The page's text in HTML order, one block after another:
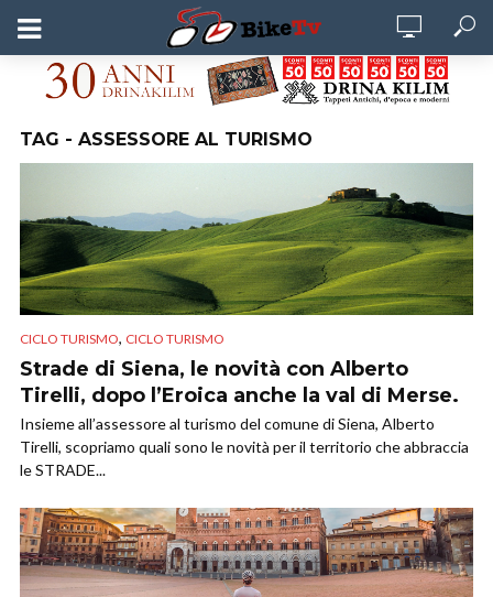
TAG - ASSESSORE AL TURISMO
CICLO TURISMO, CICLO TURISMO
Strade di Siena, le novità con Alberto
Tirelli, dopo l’Eroica anche la val di Merse.
Insieme all’assessore al turismo del comune di Siena, Alberto
Tirelli, scopriamo quali sono le novità per il territorio che abbraccia
le STRADE...